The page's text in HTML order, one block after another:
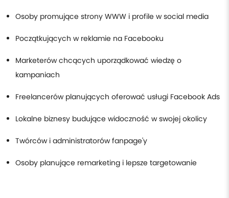
Osoby promujące strony WWW i profile w social media
Początkujących w reklamie na Facebooku
Marketerów chcących uporządkować wiedzę o
kampaniach
Freelancerów planujących oferować usługi Facebook Ads
Lokalne biznesy budujące widoczność w swojej okolicy
Twórców i administratorów fanpage'y
Osoby planujące remarketing i lepsze targetowanie